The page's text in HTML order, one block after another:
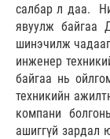
салбар л даа.
явуулж байгаа
шинэчилж
инженер
байгаа нь
техникийн
компани
ашиггүй зардал